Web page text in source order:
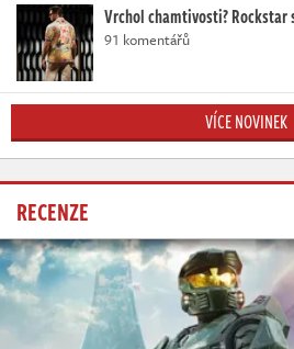
Vrchol chamtivosti? Rockstar
91 komentářů
VÍCE NOVINEK
RECENZE